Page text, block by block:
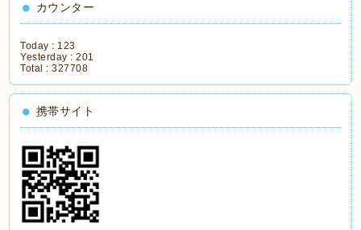
カウンター
Today : 123
Yesterday :201
Total :327708
携帯サイト